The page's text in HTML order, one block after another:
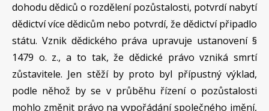
dohodu dědiců o rozdělení pozůstalosti, potvrdí nabytí
dědictví více dědicům nebo potvrdí, že dědictví připadlo
státu. Vznik dědického práva upravuje ustanovení §
1479 o. z., a to tak, že dědické právo vzniká smrtí
zůstavitele. Jen stěží by proto byl přípustný výklad,
podle něhož by se v průběhu řízení o pozůstalosti
mohlo změnit právo na vypořádání společného jmění,